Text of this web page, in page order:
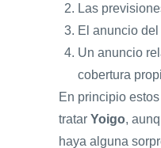
Las
El anuncio
Un anuncio
cobertura
En principio
tratar Yoigo,
haya alguna